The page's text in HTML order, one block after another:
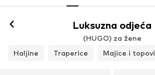
Luksuzna odjeća
(HUGO) za žene
Haljine
Traperice Majice i topovi